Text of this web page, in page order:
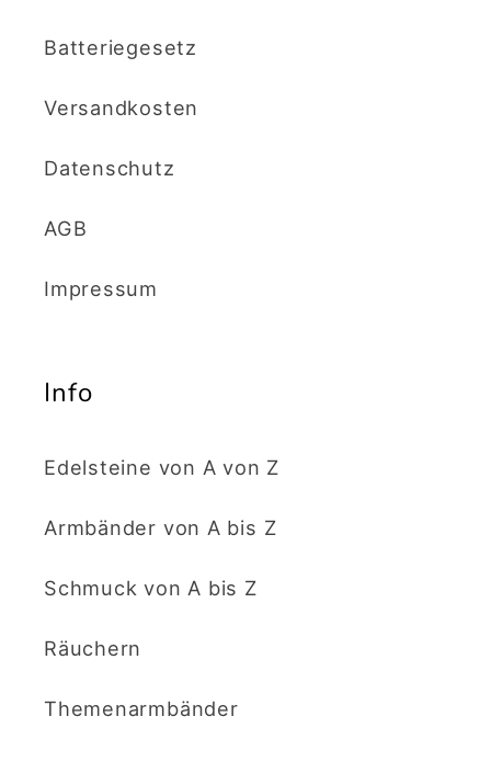
e
Batteriegesetz
Versandkosten
Datenschutz
AGB
Impressum
Info
Edelsteine von A von Z
Armbänder von A bis Z
Schmuck von A bis Z
Räuchern
Themenarmbänder